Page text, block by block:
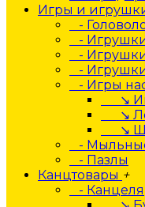
Игры и
-
-
-
-
- Игры
↘
↘
↘
-
- Пазлы
Канцтовары +
-